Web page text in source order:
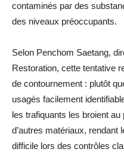
contaminés par des
des niveaux préoccupants.
Selon Penchom Saetang,
Restoration, cette tentative
de contournement : plutôt
usagés facilement
les trafiquants les broient
d’autres matériaux, rendant
difficile lors des contrôles